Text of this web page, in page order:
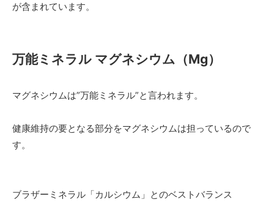
が含まれています。
万能ミネラル マグネシウム（Mg）
マグネシウムは”万能ミネラル”と言われます。
健康維持の要となる部分をマグネシウムは担っているので
す。
ブラザーミネラル「カルシウム」とのベストバランス